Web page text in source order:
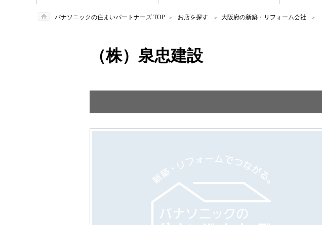
パナソニックの住まいパートナーズ TOP お店を探す 大阪府の新築・リフォーム会社
（株）泉忠建設